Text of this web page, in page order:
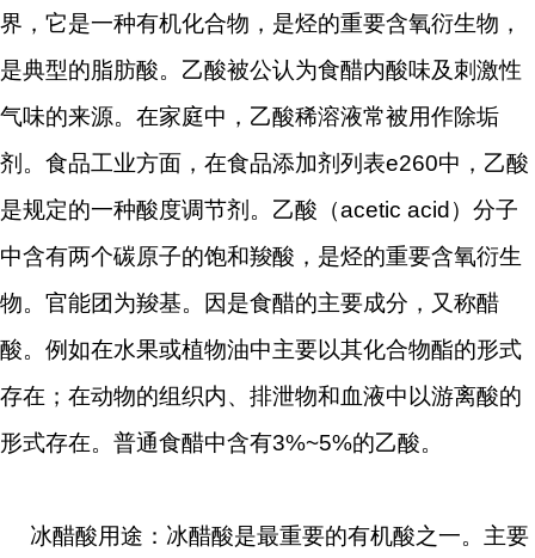
界，它是一种有机化合物，是烃的重要含氧衍生物，
是典型的脂肪酸。乙酸被公认为食醋内酸味及刺激性
气味的来源。在家庭中，乙酸稀溶液常被用作除垢
剂。食品工业方面，在食品添加剂列表e260中，乙酸
是规定的一种酸度调节剂。乙酸（acetic acid）分子
中含有两个碳原子的饱和羧酸，是烃的重要含氧衍生
物。官能团为羧基。因是食醋的主要成分，又称醋
酸。例如在水果或植物油中主要以其化合物酯的形式
存在；在动物的组织内、排泄物和血液中以游离酸的
形式存在。普通食醋中含有3%~5%的乙酸。
冰醋酸用途：冰醋酸是最重要的有机酸之一。主要